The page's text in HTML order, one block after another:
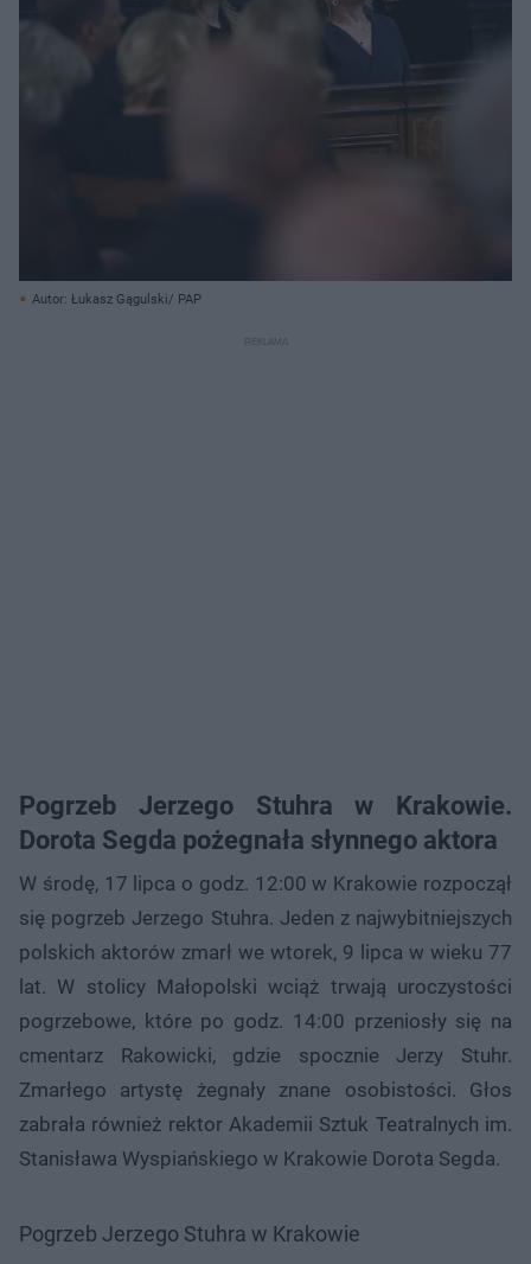
Autor: Łukasz Gągulski/ PAP
Pogrzeb Jerzego Stuhra w Krakowie.
Dorota Segda pożegnała słynnego aktora
W środę, 17 lipca o godz. 12:00 w Krakowie rozpoczął
się pogrzeb Jerzego Stuhra. Jeden z najwybitniejszych
polskich aktorów zmarł we wtorek, 9 lipca w wieku 77
lat. W stolicy Małopolski wciąż trwają uroczystości
pogrzebowe, które po godz. 14:00 przeniosły się na
cmentarz Rakowicki, gdzie spocznie Jerzy Stuhr.
Zmarłego artystę żegnały znane osobistości. Głos
zabrała również rektor Akademii Sztuk Teatralnych im.
Stanisława Wyspiańskiego w Krakowie Dorota Segda.
Pogrzeb Jerzego Stuhra w Krakowie